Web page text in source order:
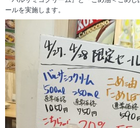
ールを実施します。